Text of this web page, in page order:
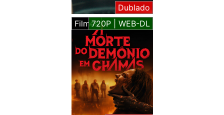
Dublado
Filmes720P | WEB-DL